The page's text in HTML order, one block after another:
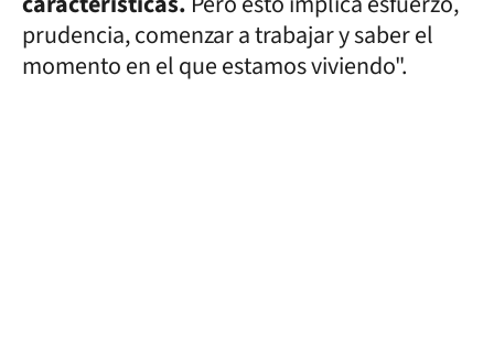
prudencia, comenzar a trabajar y saber el
momento en el que estamos viviendo".